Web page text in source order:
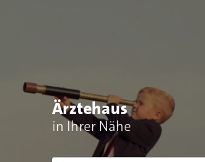
Ärztehaus
in Ihrer Nähe